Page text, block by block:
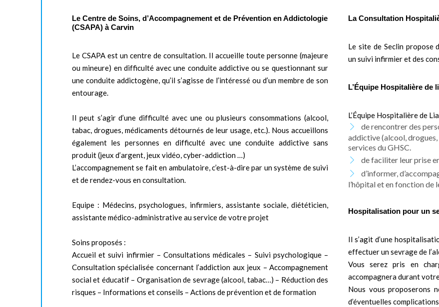
Le Centre de Soins, d’Accompagnement et de Prévention en Addictologie
(CSAPA) à Carvin
Le CSAPA est un centre de consultation. Il accueille toute personne (majeure
ou mineure) en difficulté avec une conduite addictive ou se questionnant sur
une conduite addictogène, qu’il s’agisse de l’intéressé ou d’un membre de son
entourage.
Il peut s’agir d’une difficulté avec une ou plusieurs consommations (alcool,
tabac, drogues, médicaments détournés de leur usage, etc.). Nous accueillons
également les personnes en difficulté avec une conduite addictive sans
produit (jeux d’argent, jeux vidéo, cyber-addiction …)
L’accompagnement se fait en ambulatoire, c’est-à-dire par un système de suivi
et de rendez-vous en consultation.
Equipe : Médecins, psychologues, infirmiers, assistante sociale, diététicien,
assistante médico-administrative au service de votre projet
Soins proposés :
Accueil et suivi infirmier – Consultations médicales – Suivi psychologique –
Consultation spécialisée concernant l’addiction aux jeux – Accompagnement
social et éducatif – Organisation de sevrage (alcool, tabac…) – Réduction des
risques – Informations et conseils – Actions de prévention et de formation
La Consultation
Le site de Seclin propose
un suivi infirmier et des
L’Équipe Hospitalière de
L’Équipe Hospitalière de
de rencontrer des
addictive (alcool,
services du GHSC.
de faciliter leur prise
d’informer,
l’hôpital et en fonction de
Hospitalisation pour un
Il s’agit d’une
effectuer un sevrage de
Vous serez pris en
accompagnera durant
Nous vous proposerons
d’éventuelles